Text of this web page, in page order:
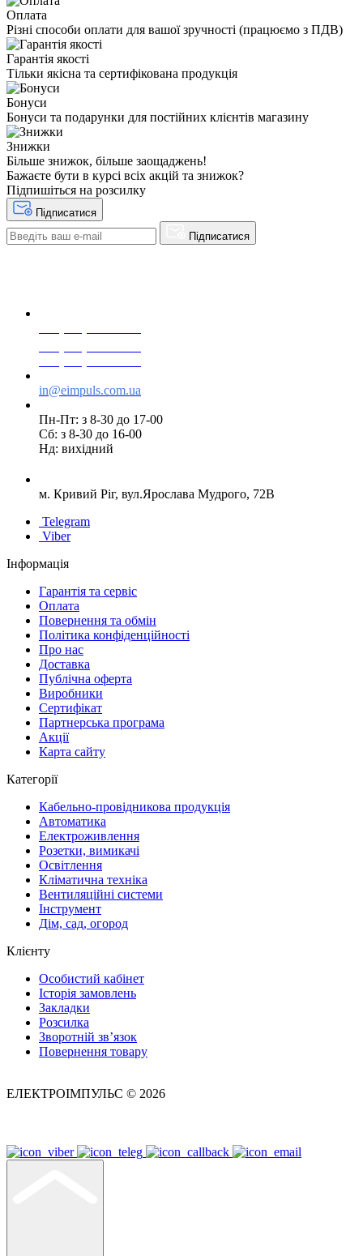
Оплата
Різні способи оплати для вашої зручності (працюємо з ПДВ)
Гарантія якості
Тільки якісна та сертифікована продукція
Бонуси
Бонуси та подарунки для постійних клієнтів магазину
Знижки
Більше знижок, більше заощаджень!
Бажаєте бути в курсі всіх акцій та знижок?
Підпишіться на розсилку
Підписатися
Підписатися
in@eimpuls.com.ua
Пн-Пт: з 8-30 до 17-00
Сб: з 8-30 до 16-00
Нд: вихідний
м. Кривий Ріг, вул.Ярослава Мудрого, 72В
Telegram
Viber
Інформація
Гарантія та сервіс
Оплата
Повернення та обмін
Політика конфіденційності
Про нас
Доставка
Публічна оферта
Виробники
Сертифікат
Партнерська програма
Акції
Карта сайту
Категорії
Кабельно-провідникова продукція
Автоматика
Електроживлення
Розетки, вимикачі
Освітлення
Кліматична техніка
Вентиляційні системи
Інструмент
Дім, сад, огород
Клієнту
Особистий кабінет
Історія замовлень
Закладки
Розсилка
Зворотній зв’язок
Повернення товару
ЕЛЕКТРОІМПУЛЬС © 2026